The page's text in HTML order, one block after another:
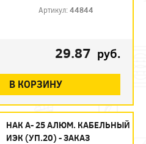
Артикул:44844
29.87 руб.
В КОРЗИНУ
НАК А- 25 АЛЮМ. КАБЕЛЬНЫЙ
ИЭК (УП.20) - ЗАКАЗ